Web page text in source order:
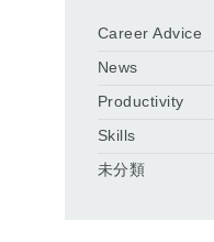
Career Advice
News
Productivity
Skills
未分類